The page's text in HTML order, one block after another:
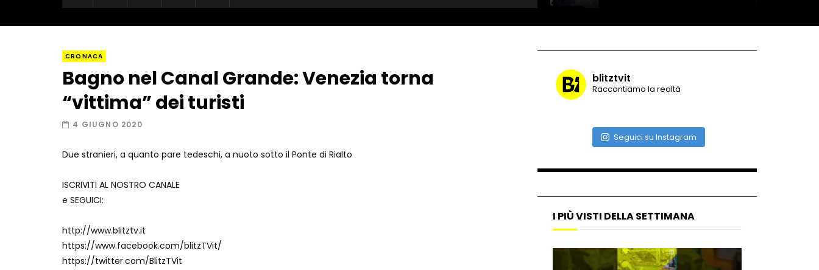
museo: ecco cosa c’è nelle
nella villa-showroom
Gioia Tauro, carico esplosivo
CRONACA
Bagno nel Canal Grande: Venezia torna
“vittima” dei turisti
4 GIUGNO 2020
Due stranieri, a quanto pare tedeschi, a nuoto sotto il Ponte di Rialto
ISCRIVITI AL NOSTRO CANALE
e SEGUICI:
http://www.blitztv.it
https://www.facebook.com/blitzTVit/
https://twitter.com/BlitzTVit
blitztvit
Raccontiamo la realtà
Seguici su Instagram
I PIÙ VISTI DELLA SETTIMANA